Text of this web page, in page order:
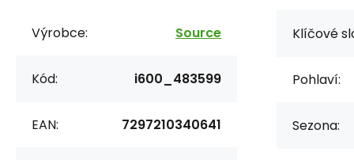
Výrobce: Source
Kód: i600_483599
EAN: 7297210340641
Klíčové
Pohlaví:
Sezona: